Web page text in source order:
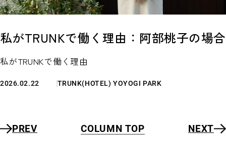
私がTRUNKで働く理由：阿部桃子の場合
私がTRUNKで働く理由
2026.02.22 TRUNK(HOTEL) YOYOGI PARK
PREV COLUMN TOP NEXT